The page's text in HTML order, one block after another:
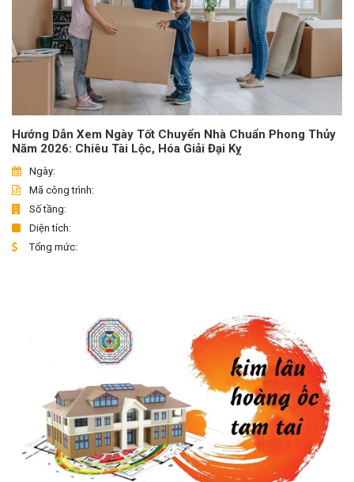
Hướng Dẫn Xem Ngày Tốt Chuyển Nhà Chuẩn Phong Thủy
Năm 2026: Chiêu Tài Lộc, Hóa Giải Đại Kỵ
Ngày:
Mã công trình:
Số tầng:
Diện tích:
Tổng mức: